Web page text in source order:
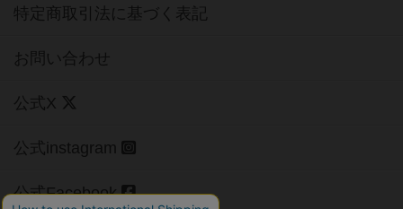
特定商取引法に基づく表記
お問い合わせ
公式X
公式instagram
公式Facebook